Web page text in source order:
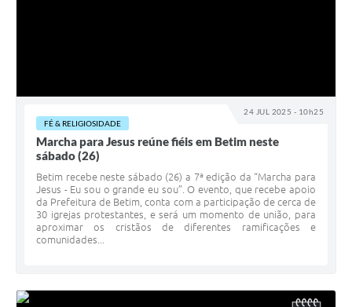
24 JUL 2025 - 10h25
FÉ & RELIGIOSIDADE
Marcha para Jesus reúne fiéis em Betim neste
sábado (26)
Betim recebe neste sábado (26) a 7ª edição da “Marcha para
Jesus - Eu sou o grande eu sou”. O evento, que recebe apoio
da Prefeitura de Betim, conta com a participação de cerca de
30 igrejas protestantes, e será um momento de união, para
aproximar os cristãos de diferentes ramificações e
comunidades...